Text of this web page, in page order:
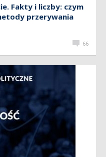
Fakty i liczby: czym
przerywania
66